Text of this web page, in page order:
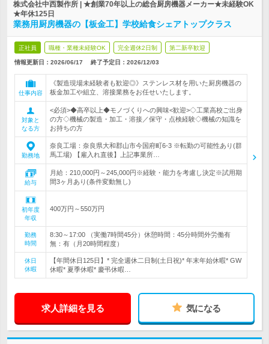
株式会社中西製作所 | ★創業70年以上の総合厨房機器メーカー★未経験OK
★年休125日
業務用厨房機器の【板金工】学校給食シェアトップクラス
正社員 職種・業種未経験OK 完全週休2日制 第二新卒歓迎
情報更新日：2026/06/17 終了予定日： 2026/12/03
仕事内容
《製造現場未経験者も歓迎◎》ステンレス材を用いた厨房機器の
板金加工や組立、溶接業務をお任せいたします。
対象と
なる方
<必須>◆高卒以上◆モノづくりへの興味<歓迎>◇工業高校ご出身
の方◇機械の製造・加工・溶接／保守・点検経験◇機械の知識を
お持ちの方
勤務地
奈良工場：奈良県大和郡山市今国府町6-3 ※転勤の可能性あり(群
馬工場) 【雇入れ直後】上記事業所…
給与
月給：210,000円～245,000円※経験・能力を考慮し決定※試用期
間3ヶ月あり(条件変動無し)
初年度
年収
400万円～550万円
勤務
時間
8:30～17:00 （実働7時間45分）休憩時間：45分時間外労働有
無：有（月20時間程度）
休日
休暇
【年間休日125日】* 完全週休二日制(土日祝)* 年末年始休暇* GW
休暇* 夏季休暇* 慶弔休暇…
求人詳細を見る 気になる